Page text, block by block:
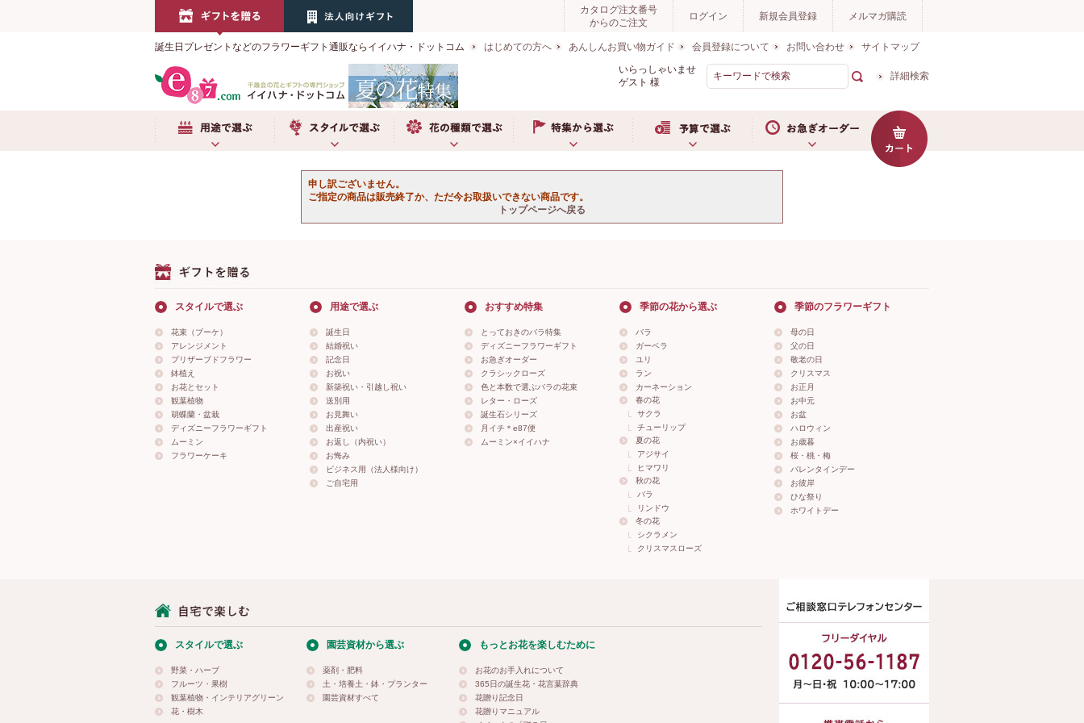
カタログ注文番号
からのご注文
ログイン 新規会員登録 メルマガ購読
誕生日プレゼントなどのフラワーギフト通販ならイイハナ・ドットコム はじめての方へ あんしんお買い物ガイド 会員登録について お問い合わせ
サイトマップ
いらっしゃいませ
ゲスト 様
詳細検索
申し訳ございません。
ご指定の商品は販売終了か、ただ今お取扱いできない商品です。
トップページへ戻る
スタイルで選ぶ
花束（ブーケ）
アレンジメント
プリザーブドフラワー
鉢植え
お花とセット
観葉植物
胡蝶蘭・盆栽
ディズニーフラワーギフト
ムーミン
フラワーケーキ
用途で選ぶ
誕生日
結婚祝い
記念日
お祝い
新築祝い・引越し祝い
送別用
お見舞い
出産祝い
お返し（内祝い）
お悔み
ビジネス用（法人様向け）
ご自宅用
おすすめ特集
とっておきのバラ特集
ディズニーフラワーギフト
お急ぎオーダー
クラシックローズ
色と本数で選ぶバラの花束
レター・ローズ
誕生石シリーズ
月イチ＊e87便
ムーミン×イイハナ
季節の花から選ぶ
バラ
ガーベラ
ユリ
ラン
カーネーション
春の花
サクラ
チューリップ
夏の花
アジサイ
ヒマワリ
秋の花
バラ
リンドウ
冬の花
シクラメン
クリスマスローズ
季節のフラワーギフト
母の日
父の日
敬老の日
クリスマス
お正月
お中元
お盆
ハロウィン
お歳暮
桜・桃・梅
バレンタインデー
お彼岸
ひな祭り
ホワイトデー
スタイルで選ぶ
野菜・ハーブ
フルーツ・果樹
観葉植物・インテリアグリーン
花・樹木
園芸資材から選ぶ
薬剤・肥料
土・培養土・鉢・プランター
園芸資材すべて
もっとお花を楽しむために
お花のお手入れについて
365日の誕生花・花言葉辞典
花贈り記念日
花贈りマニュアル